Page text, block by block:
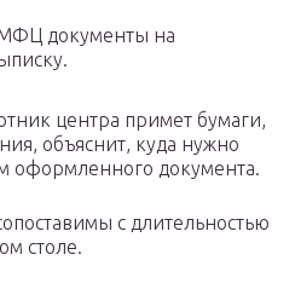
МФЦ документы на
центра примет бумаги,
объяснит, куда нужно
оформленного документа.
с длительностью
столе.